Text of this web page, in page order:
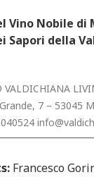
Vino Nobile di
Sapori della
7 – 53045
Francesco